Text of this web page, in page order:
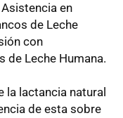
en
de Leche
con
de Leche Humana.
la lactancia natural
de esta sobre